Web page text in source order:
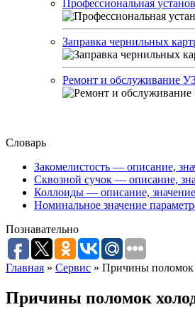
Профессиональная
Заправка чернильных
Ремонт и обслуживание
Словарь
Закомелистость — описание,
Сквозной сучок — описание,
Коллоиды — описание,
Номинальное значение
Познавательно
Главная » Сервис » Причины поломок
Причины поломок